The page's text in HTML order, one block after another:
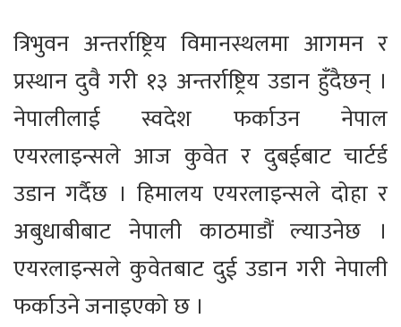
त्रिभुवन अन्तर्राष्ट्रिय विमानस्थलमा आगमन र
प्रस्थान दुवै गरी १३ अन्तर्राष्ट्रिय उडान हुँदैछन् ।
नेपालीलाई स्वदेश फर्काउन नेपाल
एयरलाइन्सले आज कुवेत र दुबईबाट चार्टर्ड
उडान गर्दैछ । हिमालय एयरलाइन्सले दोहा र
अबुधाबीबाट नेपाली काठमाडौं ल्याउनेछ ।
एयरलाइन्सले कुवेतबाट दुई उडान गरी नेपाली
फर्काउने जनाइएको छ ।